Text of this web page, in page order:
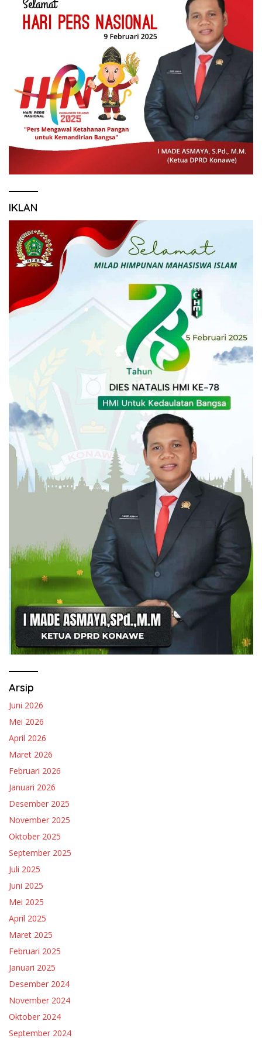
IKLAN
Arsip
Juni 2026
Mei 2026
April 2026
Maret 2026
Februari 2026
Januari 2026
Desember 2025
November 2025
Oktober 2025
September 2025
Juli 2025
Juni 2025
Mei 2025
April 2025
Maret 2025
Februari 2025
Januari 2025
Desember 2024
November 2024
Oktober 2024
September 2024